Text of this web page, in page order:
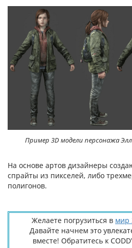
Пример 3D модели персонажа
На основе артов дизайнеры
спрайты из пикселей, либо
полигонов.
Желаете погрузиться в мир
Давайте начнем это
вместе! Обратитесь к